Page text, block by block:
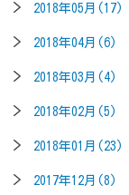
2018年05月(17)
2018年04月(6)
2018年03月(4)
2018年02月(5)
2018年01月(23)
2017年12月(8)